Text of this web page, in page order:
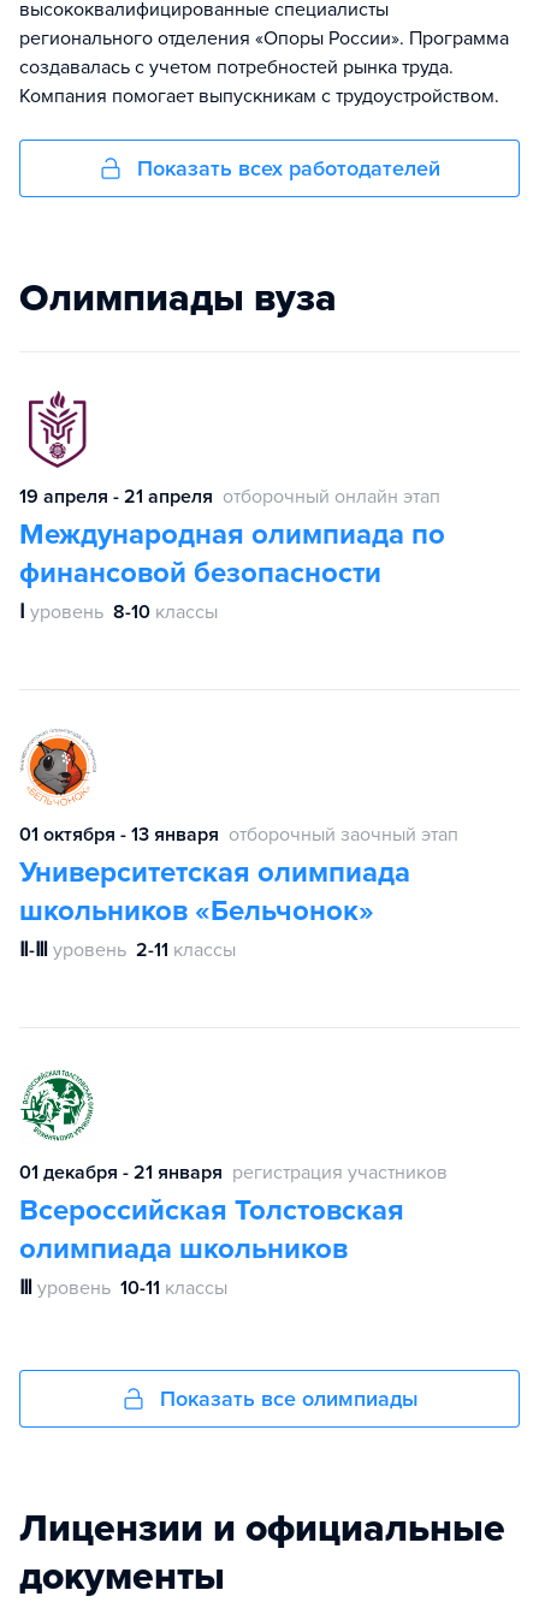
высококвалифицированные специалисты
регионального отделения «Опоры России». Программа
создавалась с учетом потребностей рынка труда.
Компания помогает выпускникам с трудоустройством.
Показать всех работодателей
Олимпиады вуза
19 апреля - 21 апреля отборочный онлайн этап
Международная олимпиада по
финансовой безопасности
Ⅰ уровень 8-10 классы
01 октября - 13 января отборочный заочный этап
Университетская олимпиада
школьников «Бельчонок»
Ⅱ-Ⅲ уровень 2-11 классы
01 декабря - 21 января регистрация участников
Всероссийская Толстовская
олимпиада школьников
Ⅲ уровень 10-11 классы
Показать все олимпиады
Лицензии и официальные
документы